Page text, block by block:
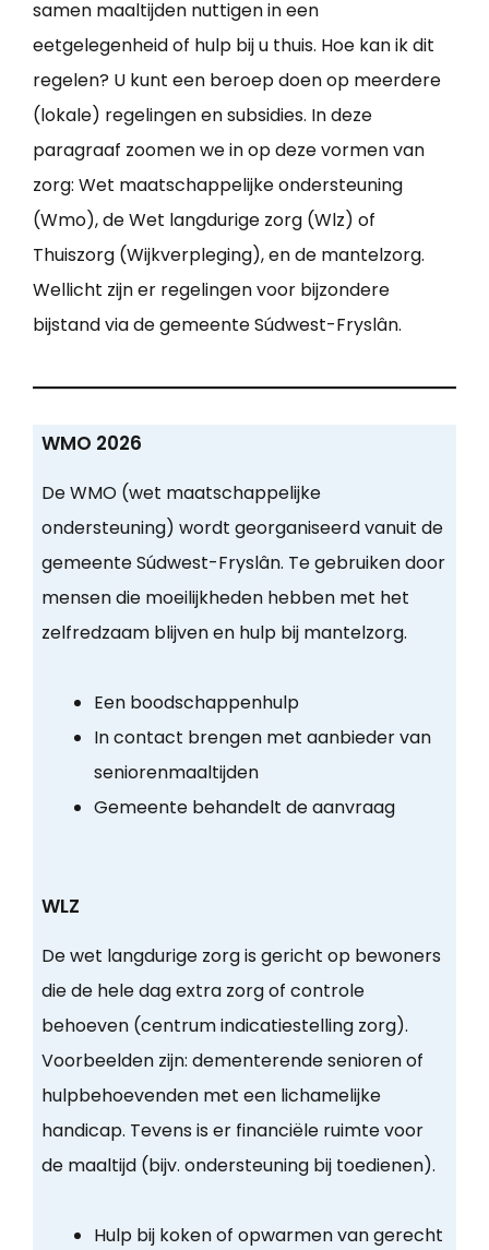
samen maaltijden nuttigen in een
eetgelegenheid of hulp bij u thuis. Hoe kan ik dit
regelen? U kunt een beroep doen op meerdere
(lokale) regelingen en subsidies. In deze
paragraaf zoomen we in op deze vormen van
zorg: Wet maatschappelijke ondersteuning
(Wmo), de Wet langdurige zorg (Wlz) of
Thuiszorg (Wijkverpleging), en de mantelzorg.
Wellicht zijn er regelingen voor bijzondere
bijstand via de gemeente Súdwest-Fryslân.
WMO 2026
De WMO (wet maatschappelijke
ondersteuning) wordt georganiseerd vanuit de
gemeente Súdwest-Fryslân. Te gebruiken door
mensen die moeilijkheden hebben met het
zelfredzaam blijven en hulp bij mantelzorg.
Een boodschappenhulp
In contact brengen met aanbieder van
seniorenmaaltijden
Gemeente behandelt de aanvraag
WLZ
De wet langdurige zorg is gericht op bewoners
die de hele dag extra zorg of controle
behoeven (centrum indicatiestelling zorg).
Voorbeelden zijn: dementerende senioren of
hulpbehoevenden met een lichamelijke
handicap. Tevens is er financiële ruimte voor
de maaltijd (bijv. ondersteuning bij toedienen).
Hulp bij koken of opwarmen van gerecht